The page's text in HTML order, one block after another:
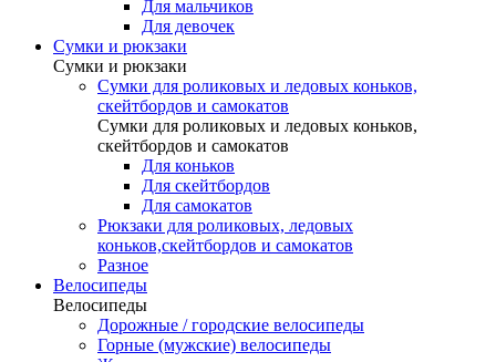
Для мальчиков
Для девочек
Сумки и рюкзаки
Сумки и рюкзаки
Сумки для роликовых и ледовых коньков,
скейтбордов и самокатов
Сумки для роликовых и ледовых коньков,
скейтбордов и самокатов
Для коньков
Для скейтбордов
Для самокатов
Рюкзаки для роликовых, ледовых
коньков,скейтбордов и самокатов
Разное
Велосипеды
Велосипеды
Дорожные / городские велосипеды
Горные (мужские) велосипеды